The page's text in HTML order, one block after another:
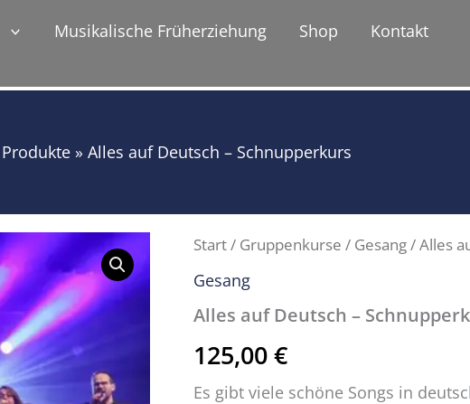
Musikalische Früherziehung Shop
Kontakt
Produkte Alles auf Deutsch – Schnupperkurs
Start/ Gruppenkurse / Gesang/ Alles
Gesang
Alles auf Deutsch –
125,00€
Es gibt viele schöne Songs in